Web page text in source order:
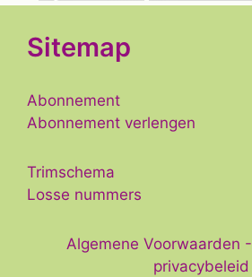
Sitemap
Abonnement
Abonnement verlengen
Trimschema
Losse nummers
Algemene Voorwaarden -
privacybeleid